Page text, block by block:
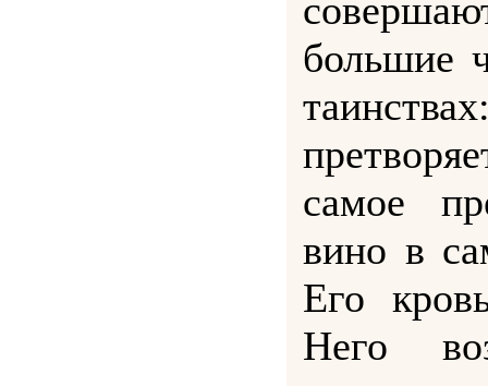
большие
самое
вино в
Его
Него